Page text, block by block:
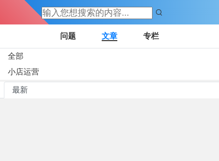
问题 文章 专栏
全部
小店运营
最新